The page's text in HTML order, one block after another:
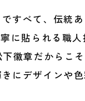
すべて、伝統
寧に貼られる職
徽章だからこそ
にデザインや